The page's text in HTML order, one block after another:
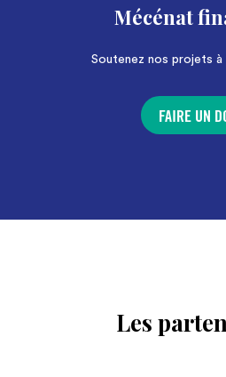
Mécénat
Soutenez nos projets
FAIRE UN
Les